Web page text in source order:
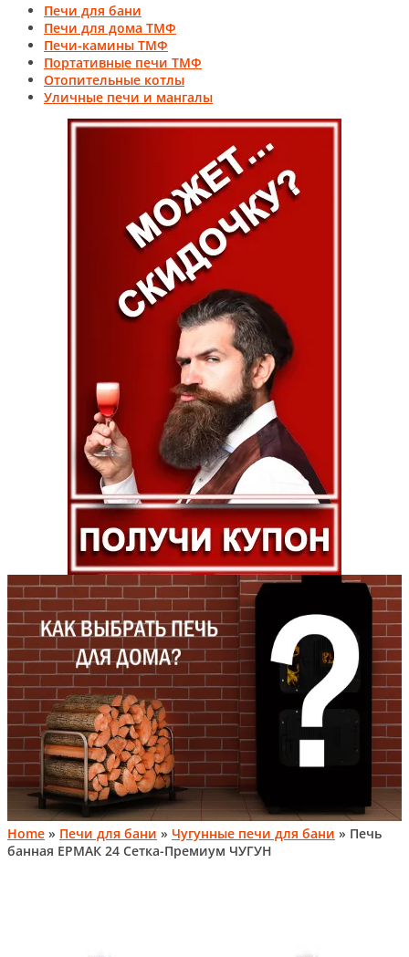
Печи для бани
Печи для дома ТМФ
Печи-камины ТМФ
Портативные печи ТМФ
Отопительные котлы
Уличные печи и мангалы
Home » Печи для бани » Чугунные печи для бани » Печь
банная ЕРМАК 24 Сетка-Премиум ЧУГУН